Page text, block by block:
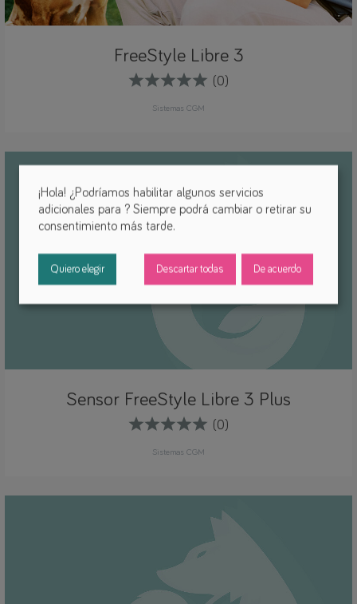
FreeStyle Libre 3
(0)
Sistemas CGM
Sensor FreeStyle Libre 3 Plus
(0)
Sistemas CGM
¡Hola! ¿Podríamos habilitar algunos servicios
adicionales para ? Siempre podrá cambiar o retirar su
consentimiento más tarde.
Quiero elegir Descartar todas De acuerdo